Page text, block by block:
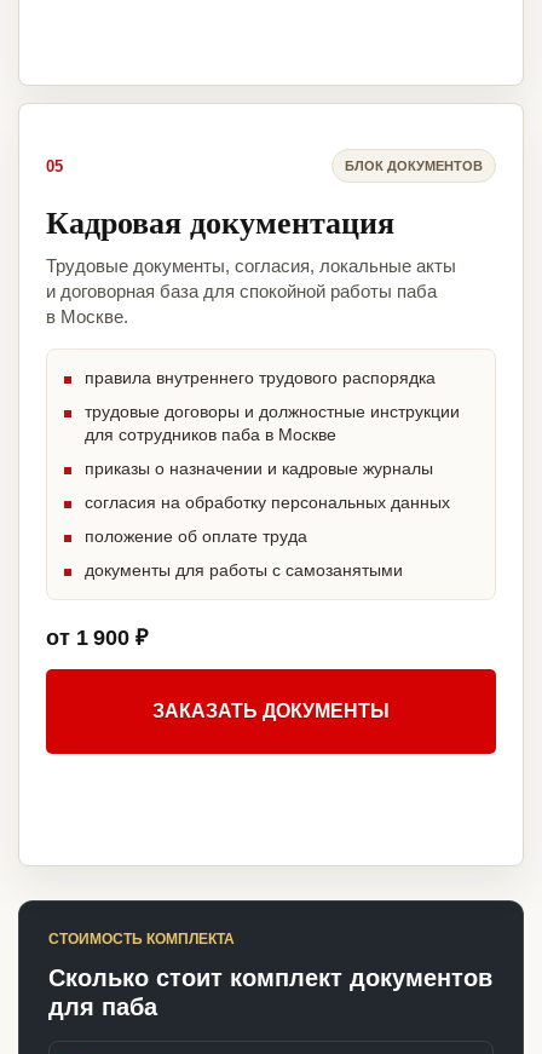
05 БЛОК ДОКУМЕНТОВ
Кадровая документация
Трудовые документы, согласия, локальные акты
и договорная база для спокойной работы паба
в Москве.
правила внутреннего трудового распорядка
трудовые договоры и должностные инструкции
для сотрудников паба в Москве
приказы о назначении и кадровые журналы
согласия на обработку персональных данных
положение об оплате труда
документы для работы с самозанятыми
от 1 900 ₽
ЗАКАЗАТЬ ДОКУМЕНТЫ
СТОИМОСТЬ КОМПЛЕКТА
Сколько стоит комплект документов
для паба